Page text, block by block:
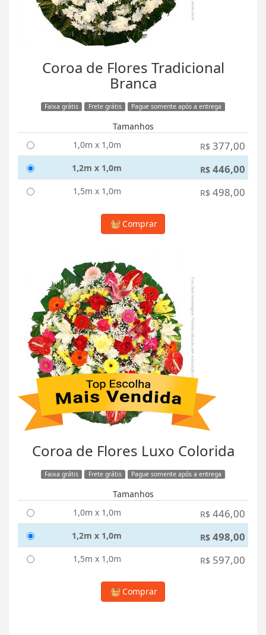
Coroa de Flores Tradicional
Branca
Faixa grátis Frete grátis Pague somente após a entrega
Tamanhos
1,0m x 1,0m
R$ 377,00
1,2m x 1,0m R$ 446,00
1,5m x 1,0m R$ 498,00
Comprar
Coroa de Flores Luxo Colorida
Faixa grátis Frete grátis Pague somente após a entrega
Tamanhos
1,0m x 1,0m
R$ 446,00
1,2m x 1,0m R$ 498,00
1,5m x 1,0m R$ 597,00
Comprar